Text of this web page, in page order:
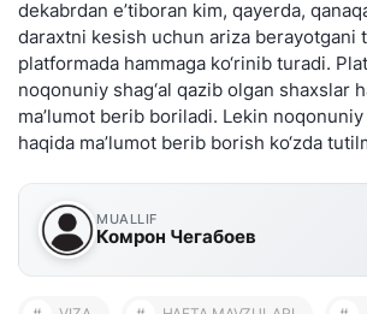
dekabrdan e’tiboran kim, qayerda,
daraxtni kesish uchun ariza berayotgani
platformada hammaga ko‘rinib turadi.
noqonuniy shag‘al qazib olgan shaxslar
ma’lumot berib boriladi. Lekin
haqida ma’lumot berib borish ko‘zda
MUALLIF
Комрон Чегабоев